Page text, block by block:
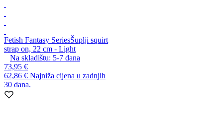
Fetish Fantasy SeriesŠuplji squirt
strap on, 22 cm - Light
Na skladištu: 5-7 dana
73,95 €
62,86 € Najniža cijena u zadnjih
30 dana.